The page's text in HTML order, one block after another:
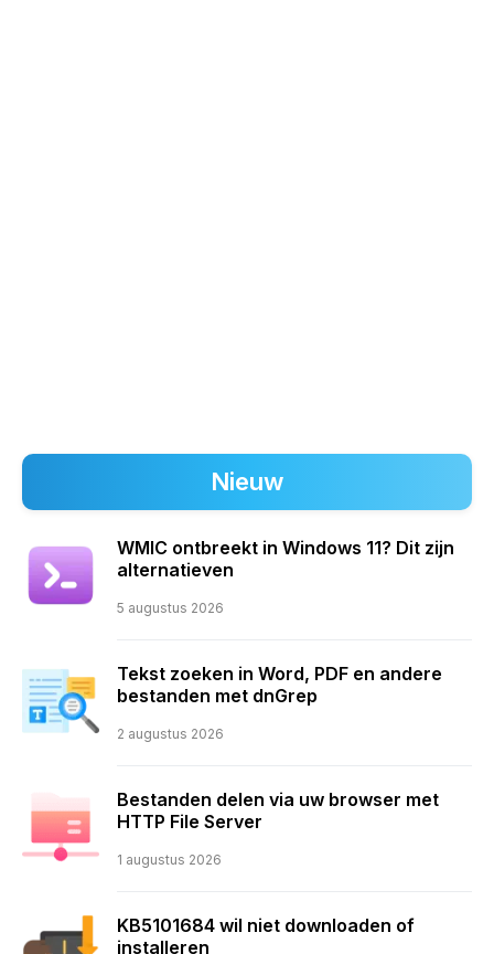
Nieuw
WMIC ontbreekt in Windows 11? Dit zijn
alternatieven
5 augustus 2026
Tekst zoeken in Word, PDF en andere
bestanden met dnGrep
2 augustus 2026
Bestanden delen via uw browser met
HTTP File Server
1 augustus 2026
KB5101684 wil niet downloaden of
installeren